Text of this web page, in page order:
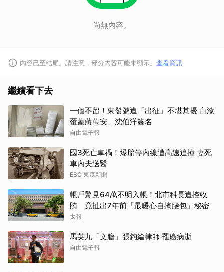
尚無內容。
內容已至結尾。請注意，部分內容可能未顯示。 查看資訊
繼續看下去
一個不留！東發號遭「出征」不堪其擾 白漆
覆蓋蔣萬安、沈伯洋簽名
自由電子報
國3死亡車禍！爆胎停內線遭高速追撞 妻死
車內夫送醫
EBC 東森新聞
帳戶驚見64萬不明入帳！北市科長遭控收
賄 竟扯出7年前「最暖心自掏腰包」秘密
太報
馬英九「文膽」張鈞綸律師 罹癌病逝
自由電子報